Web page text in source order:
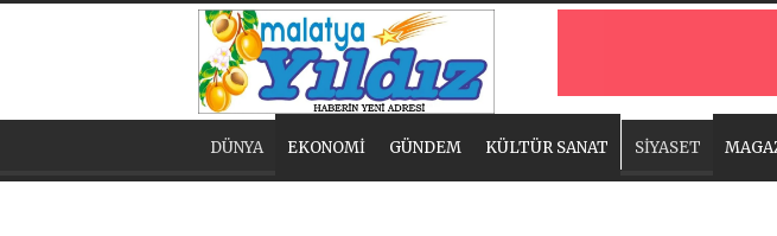
DÜNYA EKONOMİ GÜNDEM KÜLTÜR SANAT SİYASET